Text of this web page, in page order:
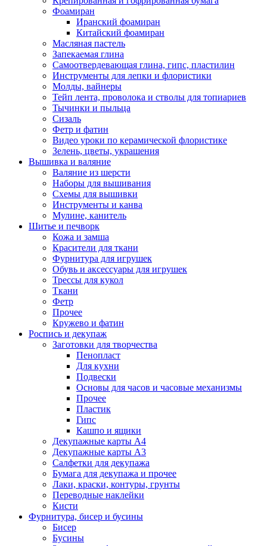
Фоамиран
Иранский фоамиран
Китайский фоамиран
Масляная пастель
Запекаемая глина
Самоотвердевающая глина, гипс, пластилин
Инструменты для лепки и флористики
Молды, вайнеры
Тейп лента, проволока и стволы для топиариев
Тычинки и пыльца
Сизаль
Фетр и фатин
Видео уроки по керамической флористике
Зелень, цветы, украшения
Вышивка и валяние
Валяние из шерсти
Наборы для вышивания
Схемы для вышивки
Инструменты и канва
Мулине, канитель
Шитье и печворк
Кожа и замша
Красители для ткани
Фурнитура для игрушек
Обувь и аксессуары для игрушек
Трессы для кукол
Ткани
Фетр
Прочее
Кружево и фатин
Роспись и декупаж
Заготовки для творчества
Пенопласт
Для кухни
Подвески
Основы для часов и часовые механизмы
Прочее
Пластик
Гипс
Кашпо и ящики
Декупажные карты А4
Декупажные карты А3
Салфетки для декупажа
Бумага для декупажа и прочее
Лаки, краски, контуры, грунты
Переводные наклейки
Кисти
Фурнитура, бисер и бусины
Бисер
Бусины